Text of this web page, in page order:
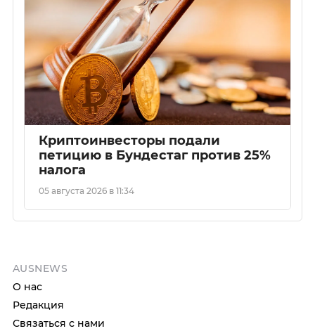
Криптоинвесторы подали
петицию в Бундестаг против 25%
налога
05 августа 2026 в 11:34
AUSNEWS
О нас
Редакция
Связаться с нами